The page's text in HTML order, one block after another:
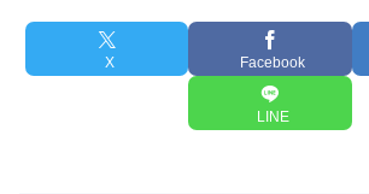
X Facebook
LINE